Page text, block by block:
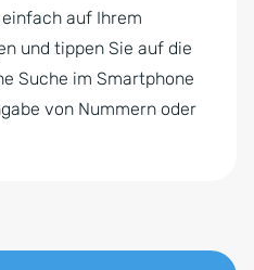
auf Ihrem
und tippen Sie auf die
Suche im Smartphone
von Nummern oder